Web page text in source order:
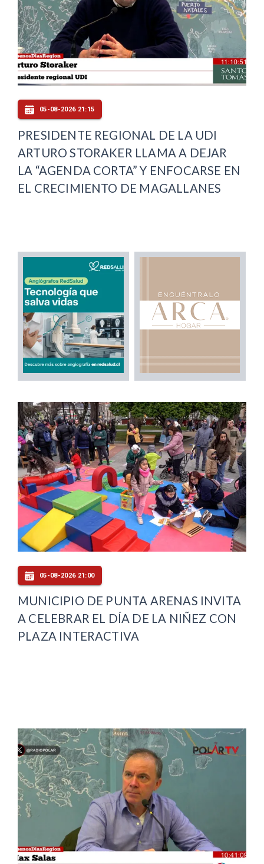
05-08-2026 21:15
PRESIDENTE REGIONAL DE LA UDI
ARTURO STORAKER LLAMA A DEJAR
LA “AGENDA CORTA” Y ENFOCARSE EN
EL CRECIMIENTO DE MAGALLANES
05-08-2026 21:00
MUNICIPIO DE PUNTA ARENAS INVITA
A CELEBRAR EL DÍA DE LA NIÑEZ CON
PLAZA INTERACTIVA